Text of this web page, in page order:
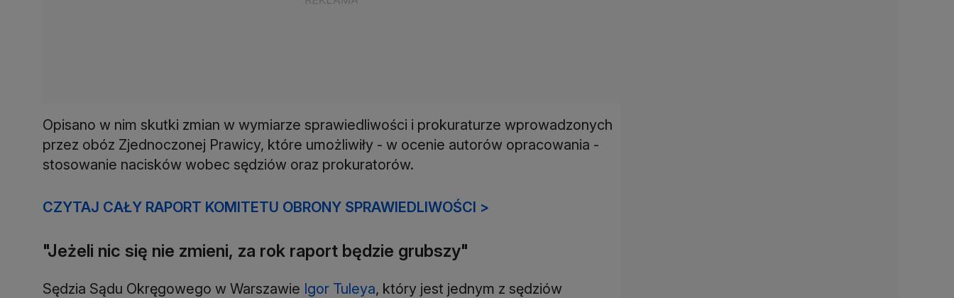
Opisano w nim skutki zmian w wymiarze sprawiedliwości i prokuraturze wprowadzonych
przez obóz Zjednoczonej Prawicy, które umożliwiły - w ocenie autorów opracowania -
stosowanie nacisków wobec sędziów oraz prokuratorów.
CZYTAJ CAŁY RAPORT KOMITETU OBRONY SPRAWIEDLIWOŚCI >
"Jeżeli nic się nie zmieni, za rok raport będzie grubszy"
Sędzia Sądu Okręgowego w Warszawie Igor Tuleya, który jest jednym z sędziów